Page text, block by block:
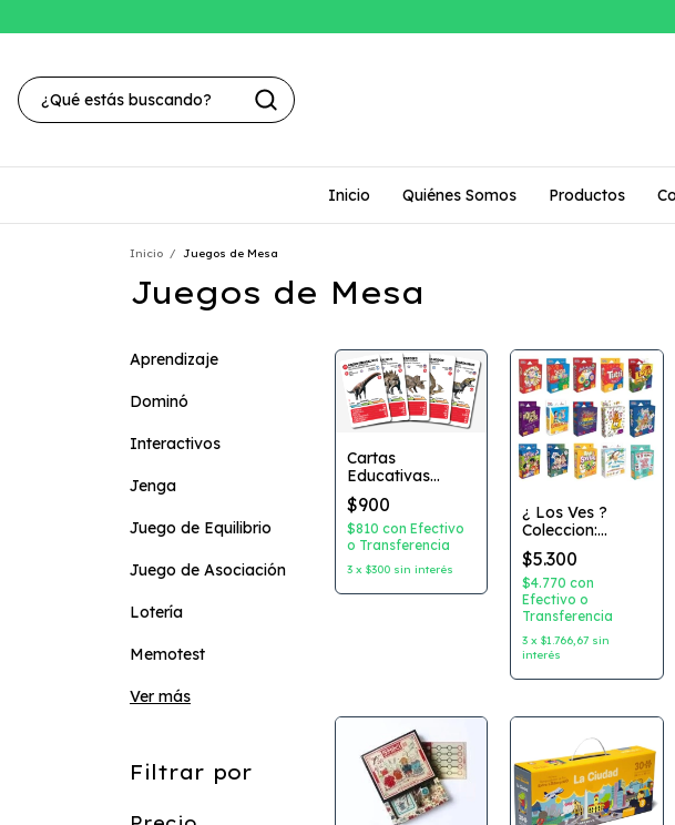
Inicio Quiénes Somos Productos
Inicio / Juegos de Mesa
Juegos de Mesa
Aprendizaje
Dominó
Interactivos
Jenga
Juego de Equilibrio
Juego de Asociación
Lotería
Memotest
Ver más
Filtrar por
Cartas
Educativas
Evolucion de los
Dinosaurios -
$900
$810 con Efectivo
o Transferencia
3 x $300 sin interés
¿ Los Ves ?
Coleccion:
Juegos para
Llevar Editorial:
Bontus
$5.300
$4.770con
Efectivo o
Transferencia
3 x$1.766,67 sin
interés